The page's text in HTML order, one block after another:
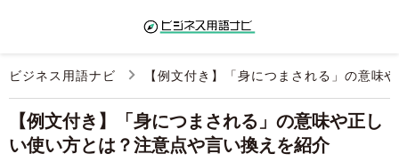
ビジネス用語ナビ 【例文付き】「身につまされる」の意味
【例文付き】「身につまされる」の意味や正し
い使い方とは？注意点や言い換えを紹介